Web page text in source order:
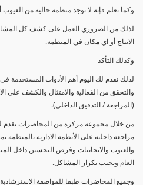
وكما نعلم فإنه لا توجد منظمة خالية من
لذلك من الضروري العمل على كشف كل
الانتاج أو اي مكان في المنظمة.
وكذلك التأكد
لذلك نقدم لك اليوم أهم الأدوات
والتحقق من الفعالية والامتثال والكشف على
(المراجعة / التدقيق الداخلي).
من خلال مجموعة مركزة من المحاضرات نقدم لك
مراجعة داخلية على الأنظمة الادارية
والعيوب والايجابيات وفرص التحسين داخل
العام وتجنب تكرار المشاكل.
وجميع المحاضرات طبقا للمواصفة الاسترشادية الأيزو